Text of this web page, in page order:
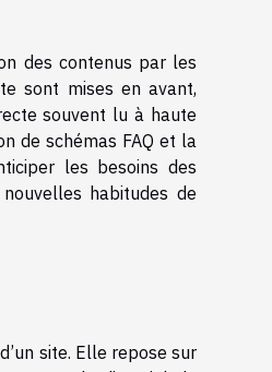
des contenus par les
sont mises en avant,
souvent lu à haute
de schémas FAQ et la
les besoins des
habitudes de
site. Elle repose sur